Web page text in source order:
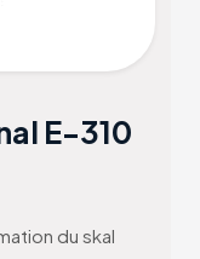
E-310
du skal